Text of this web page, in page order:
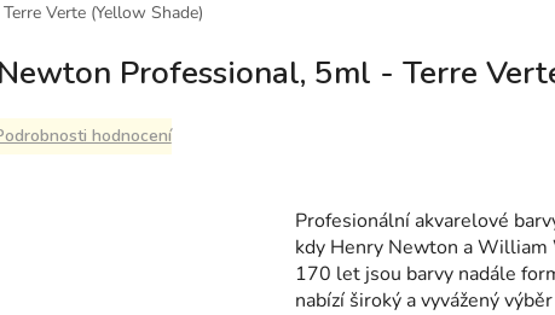
Verte (Yellow Shade)
Professional, 5ml - Terre
hodnocení
Profesionální akvarelové
kdy Henry Newton a William
170 let jsou barvy nadále
nabízí široký a vyvážený